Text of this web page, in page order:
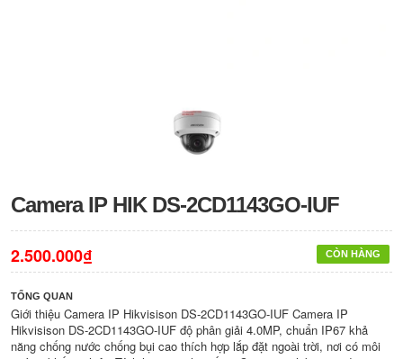
Camera IP HIK DS-2CD1143GO-IUF
CÒN HÀNG
2.500.000₫
TỔNG QUAN
Giới thiệu Camera IP Hikvisison DS-2CD1143GO-IUF Camera IP
Hikvisison DS-2CD1143GO-IUF độ phân giải 4.0MP, chuẩn IP67 khả
năng chống nước chống bụi cao thích hợp lắp đặt ngoài trời, nơi có môi